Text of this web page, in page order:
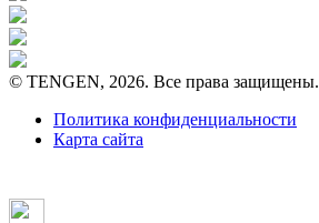
© TENGEN, 2026. Все права защищены.
Политика конфиденциальности
Карта сайта